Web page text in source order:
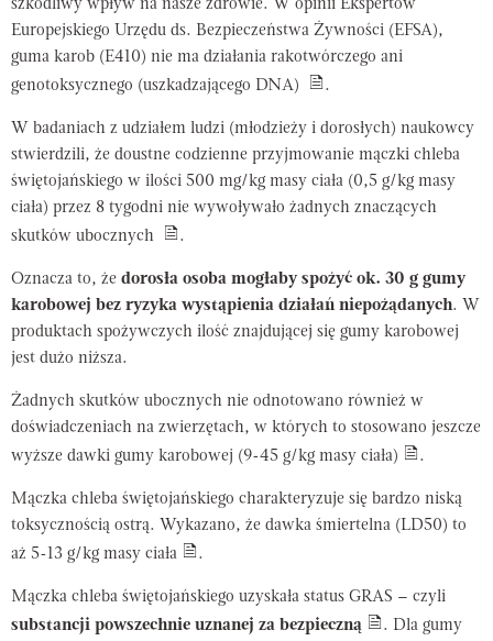
szkodliwy wpływ na nasze zdrowie. W opinii Ekspertów
Europejskiego Urzędu ds. Bezpieczeństwa Żywności (EFSA),
guma karob (E410) nie ma działania rakotwórczego ani
genotoksycznego (uszkadzającego DNA)
.
W badaniach z udziałem ludzi (młodzieży i dorosłych) naukowcy
stwierdzili, że doustne codzienne przyjmowanie mączki chleba
świętojańskiego w ilości 500 mg/kg masy ciała (0,5 g/kg masy
ciała) przez 8 tygodni nie wywoływało żadnych znaczących
skutków ubocznych
.
Oznacza to, że dorosła osoba mogłaby spożyć ok. 30 g gumy
karobowej bez ryzyka wystąpienia działań niepożądanych. W
produktach spożywczych ilość znajdującej się gumy karobowej
jest dużo niższa.
Żadnych skutków ubocznych nie odnotowano również w
doświadczeniach na zwierzętach, w których to stosowano jeszcze
wyższe dawki gumy karobowej (9-45 g/kg masy ciała)
.
Mączka chleba świętojańskiego charakteryzuje się bardzo niską
toksycznością ostrą. Wykazano, że dawka śmiertelna (LD50 ) to
aż 5-13 g/kg masy ciała
.
Mączka chleba świętojańskiego uzyskała status GRAS – czyli
substancji powszechnie uznanej za bezpieczną
. Dla gumy